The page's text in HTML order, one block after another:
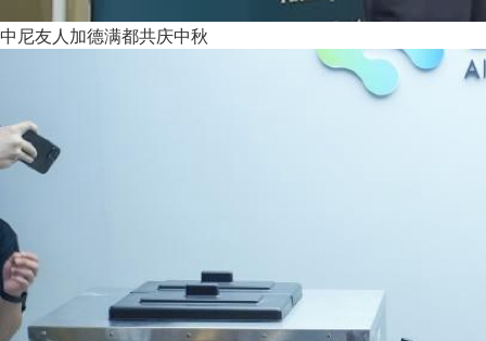
中尼友人加德满都共庆中秋